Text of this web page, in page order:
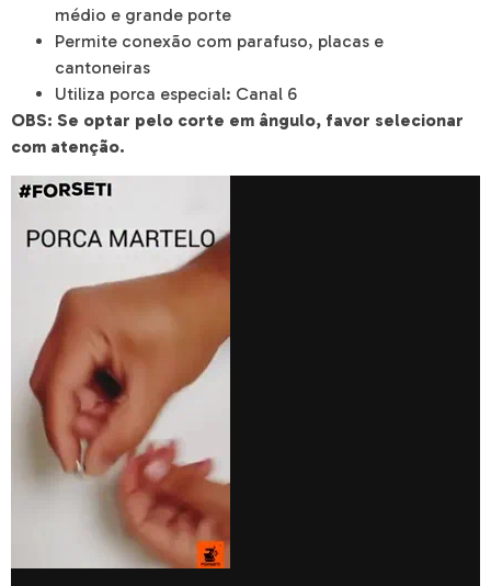
médio e grande porte
Permite conexão com parafuso, placas e
cantoneiras
Utiliza porca especial: Canal 6
OBS: Se optar pelo corte em ângulo, favor selecionar
com atenção.